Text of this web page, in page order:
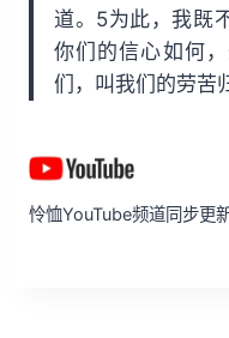
道。5为此，我既
你们的信心如何
们，叫我们的劳苦
怜恤YouTube频道同步更